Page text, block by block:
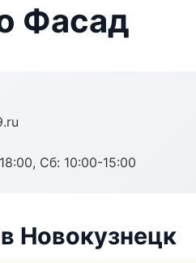
Фасад
Сб: 10:00-15:00
Новокузнецк